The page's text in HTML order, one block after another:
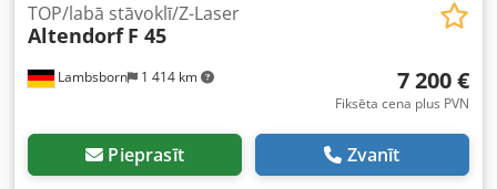
Lambsborn 1 414 km
TOP/labā stāvoklī/Z-Laser
Altendorf F 45
7 200 €
Fiksēta cena plus PVN
Pieprasīt Zvanīt